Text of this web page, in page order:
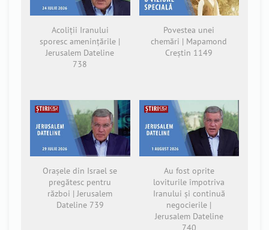
Acoliții Iranului
sporesc amenințările |
Jerusalem Dateline
738
Povestea unei
chemări | Mapamond
Creștin 1149
Orașele din Israel se
pregătesc pentru
război | Jerusalem
Dateline 739
Au fost oprite
loviturile împotriva
Iranului și continuă
negocierile |
Jerusalem Dateline
740